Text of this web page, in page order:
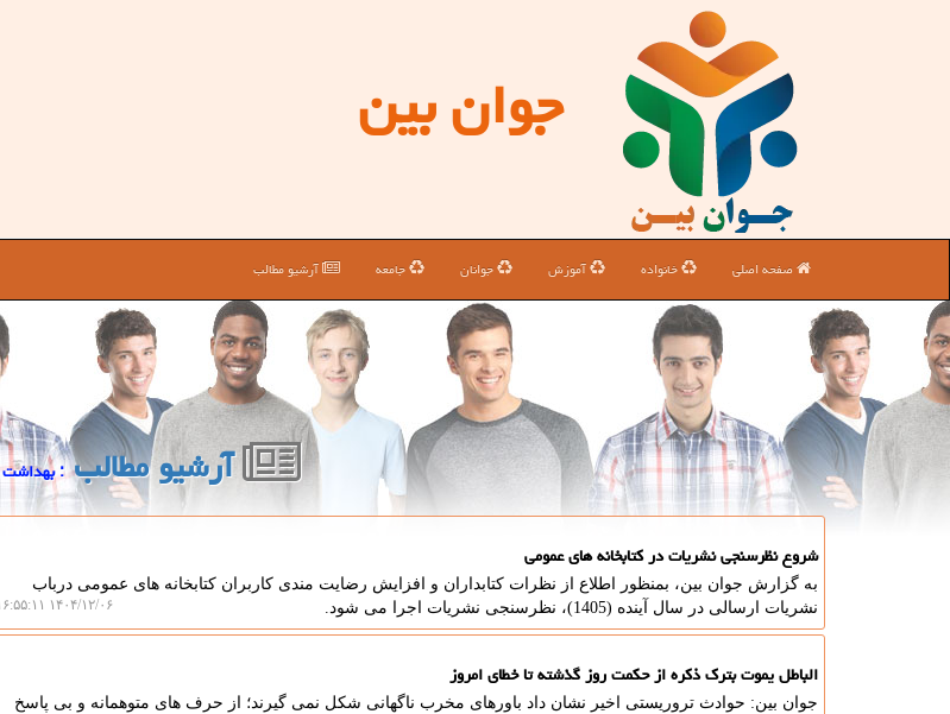
جوان بین
صفحه اصلی خانواده آموزش جوانان جامعه آرشیو مطالب
آرشیو مطالب : بهداشت
شروع نظرسنجی نشریات در کتابخانه های عمومی
به گزارش جوان بین، بمنظور اطلاع از نظرات کتابداران و افزایش رضایت مندی کاربران کتابخانه های عمومی درباب
نشریات ارسالی در سال آینده (1405)، نظرسنجی نشریات اجرا می شود.
۱۴۰۴/۱۲/۰۶ ۱۶:۵۵:۱۱
الباطل یموت بترک ذکره از حکمت روز گذشته تا خطای امروز
جوان بین: حوادث تروریستی اخیر نشان داد باورهای مخرب ناگهانی شکل نمی گیرند؛ از حرف های متوهمانه و بی پاسخ